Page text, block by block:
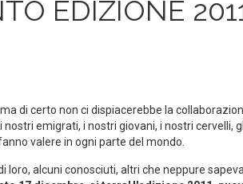
EDIZIONE
di certo non ci dispiacerebbe la
emigrati, i nostri giovani, i nostri cervelli,
valere in ogni parte del mondo.
alcuni conosciuti, altri che neppure